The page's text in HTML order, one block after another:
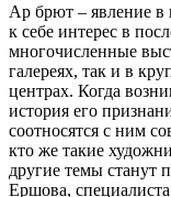
Ар брют – явление в
к себе интерес в
многочисленные
галереях, так и в
центрах. Когда
история его
соотносятся с ним
кто же такие
другие темы станут
Ершова,